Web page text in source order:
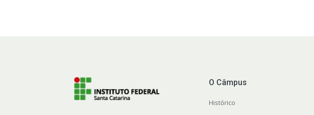
O Câmpus
Histórico